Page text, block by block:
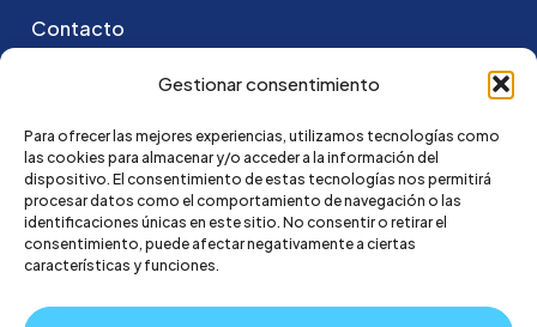
Gestionar consentimiento
Para ofrecer las mejores experiencias, utilizamos tecnologías como
las cookies para almacenar y/o acceder a la información del
dispositivo. El consentimiento de estas tecnologías nos permitirá
procesar datos como el comportamiento de navegación o las
identificaciones únicas en este sitio. No consentir o retirar el
consentimiento, puede afectar negativamente a ciertas
características y funciones.
Contacto
Puedes ponerte en contacto con nosotros
hola@credi4me.com